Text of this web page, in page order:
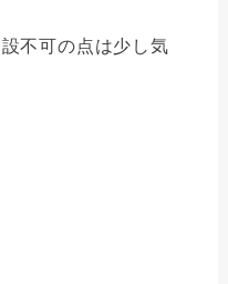
不可の点は少し気